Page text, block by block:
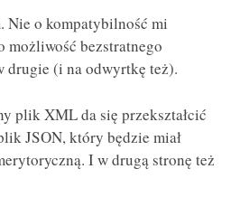
Nie o kompatybilność mi
możliwość bezstratnego
drugie (i na odwyrtkę też).
plik XML da się przekształcić
JSON, który będzie miał
I w drugą stronę też